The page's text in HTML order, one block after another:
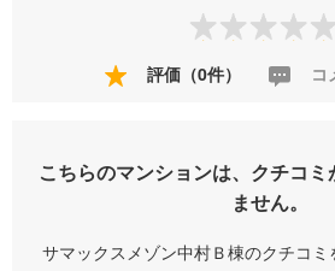
評価（0件） コ
こちらのマンションは、クチコ
ません。
サマックスメゾン中村Ｂ棟のクチコミ